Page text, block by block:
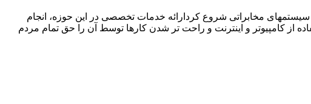
۱۳۸۵ کار خود را در زمینه فروش ،اجرا و پشتیبانی سیستمهای مخابراتی شروع کردارائه خدمات تخصصی در این حوزه، انجام
از کامپیوتر و اینترنت و راحت تر شدن کارها توسط آن را حق تمام مردم